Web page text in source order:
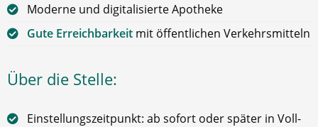
Moderne und digitalisierte Apotheke
Gute Erreichbarkeit mit öffentlichen Verkehrsmitteln
Über die Stelle:
Einstellungszeitpunkt: ab sofort oder später in Voll-